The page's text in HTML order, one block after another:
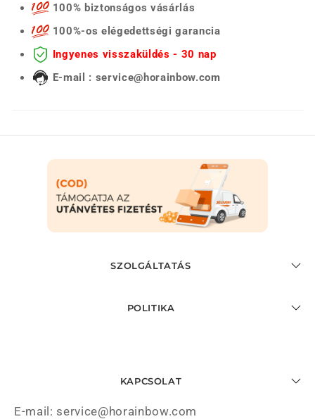
100% biztonságos vásárlás
100%-os elégedettségi garancia
Ingyenes visszaküldés - 30 nap
E-mail : service@horainbow.com
SZOLGÁLTATÁS
POLITIKA
KAPCSOLAT
E-mail: service@horainbow.com